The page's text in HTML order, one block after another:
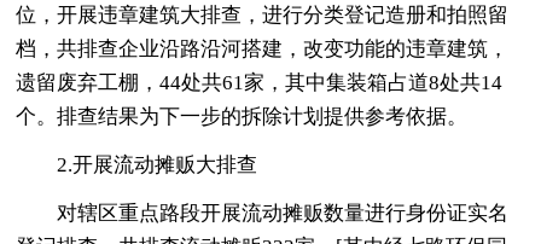
位，开展违章建筑大排查，进行分类登记造册和拍照留
档，共排查企业沿路沿河搭建，改变功能的违章建筑，
遗留废弃工棚，44处共61家，其中集装箱占道8处共14
个。排查结果为下一步的拆除计划提供参考依据。
2.开展流动摊贩大排查
对辖区重点路段开展流动摊贩数量进行身份证实名